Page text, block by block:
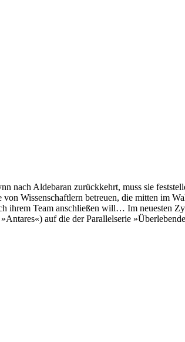
Aldebaran zurückkehrt, muss sie
Wissenschaftlern betreuen, die mitten im
ihrem Team anschließen will… Im neuesten
auf die der Parallelserie